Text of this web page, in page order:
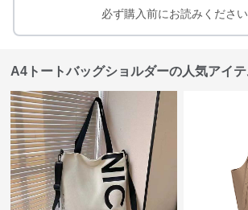
必ず購入前にお読みください
A4トートバッグショルダーの人気アイテ